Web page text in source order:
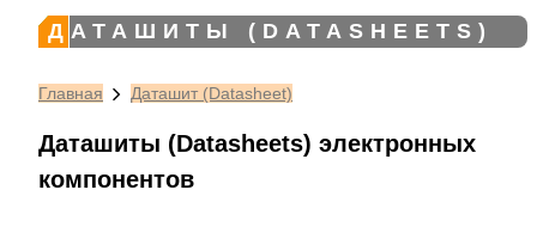
ДАТАШИТЫ (DATASHEETS)
Главная Даташит (Datasheet)
Даташиты (Datasheets) электронных
компонентов